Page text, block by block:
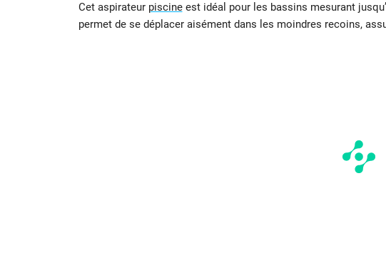
Cet aspirateur piscineest idéal pour les bassins mesurant
permet de se déplacer aisément dans les moindres recoins,